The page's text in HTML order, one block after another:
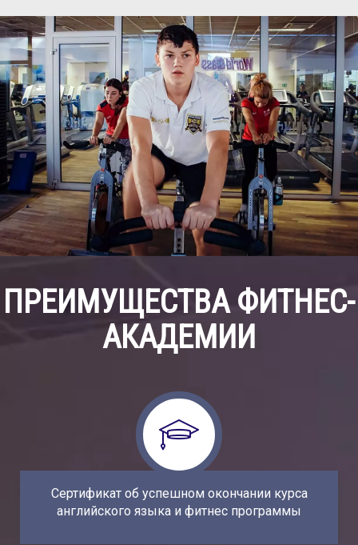
ПРЕИМУЩЕСТВА ФИТНЕС-
АКАДЕМИИ
Сертификат об успешном окончании курса
английского языка и фитнес программы
Наши тренеры по теннису - это специалисты с
многолетним стажем работы с детьми. Во
время игры в теннис тренеры помогут развить
в Вашем ребенке не только профессиональные
навыки, но и обучат тактике ведения игры и